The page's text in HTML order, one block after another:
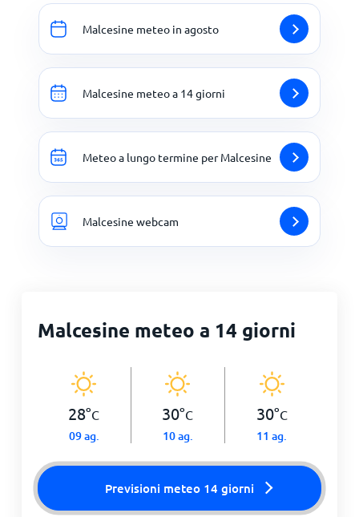
Malcesine meteo in agosto
Malcesine meteo a 14 giorni
Meteo a lungo termine per Malcesine
Malcesine webcam
Malcesine meteo a 14 giorni
28°C
09 ag.
30°C
10 ag.
30°C
11 ag.
Previsioni meteo 14 giorni